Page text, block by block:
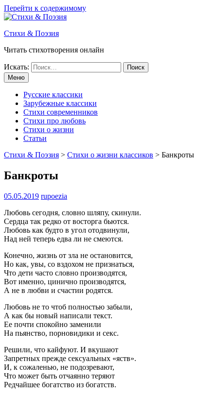
Перейти к содержимому
Стихи & Поэзия
Читать стихотворения онлайн
Искать:
Меню
Русские классики
Зарубежные классики
Стихи современников
Стихи про любовь
Стихи о жизни
Статьи
Стихи & Поэзия > Стихи о жизни классиков > Банкроты
Банкроты
05.05.2019 rupoezia
Любовь сегодня, словно шляпу, скинули.
Сердца так редко от восторга бьются.
Любовь как будто в угол отодвинули,
Над ней теперь едва ли не смеются.
Конечно, жизнь от зла не остановится,
Но как, увы, со вздохом не признаться,
Что дети часто словно производятся,
Вот именно, цинично производятся,
А не в любви и счастии родятся.
Любовь не то чтоб полностью забыли,
А как бы новый написали текст.
Ее почти спокойно заменили
На пьянство, порновидики и секс.
Решили, что кайфуют. И вкушают
Запретных прежде сексуальных «яств».
И, к сожаленью, не подозревают,
Что может быть отчаянно теряют
Редчайшее богатство из богатств.